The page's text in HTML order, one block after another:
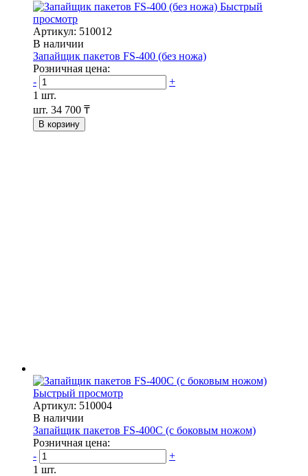
Быстрый
просмотр
Артикул: 510012
В наличии
Запайщик пакетов FS-400 (без ножа)
Розничная цена:
-
+
1 шт.
шт. 34 700 ₸
В корзину
Быстрый просмотр
Артикул: 510004
В наличии
Запайщик пакетов FS-400С (с боковым ножом)
Розничная цена:
-
+
1 шт.